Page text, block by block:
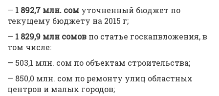
— 1 892,7 млн. сом уточненный бюджет по
текущему бюджету на 2015 г;
— 1 829,9 млн сомов по статье госкапвложения, в
том числе:
— 503,1 млн. сом по объектам строительства;
— 850,0 млн. сом по ремонту улиц областных
центров и малых городов;